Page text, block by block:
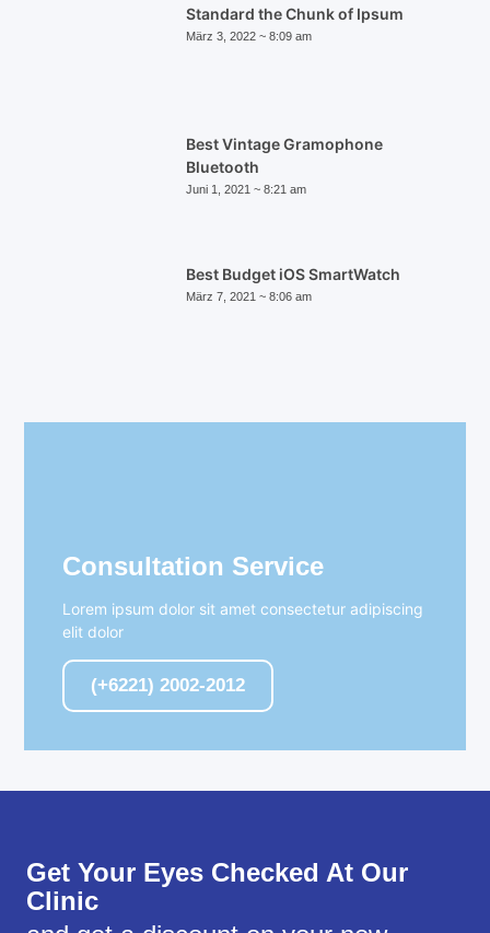
Standard the Chunk of Ipsum
März 3, 2022 8:09 am
Best Vintage Gramophone
Bluetooth
Juni 1, 2021 8:21 am
Best Budget iOS SmartWatch
März 7, 2021 8:06 am
Consultation Service
Lorem ipsum dolor sit amet consectetur adipiscing
elit dolor
(+6221) 2002-2012
Get Your Eyes Checked At Our
Clinic